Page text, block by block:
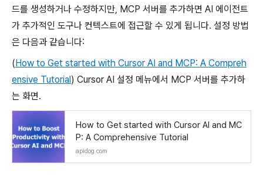
드를 생성하거나 수정하지만, MCP 서버를 추가하면 AI 에이전트
가 추가적인 도구나 컨텍스트에 접근할 수 있게 됩니다. 설정 방법
은 다음과 같습니다:
(How to Get started with Cursor AI and MCP: A Compreh
ensive Tutorial) Cursor AI 설정 메뉴에서 MCP 서버를 추가하
는 화면.
How to Get started with Cursor AI and MC
P: A Comprehensive Tutorial
apidog.com